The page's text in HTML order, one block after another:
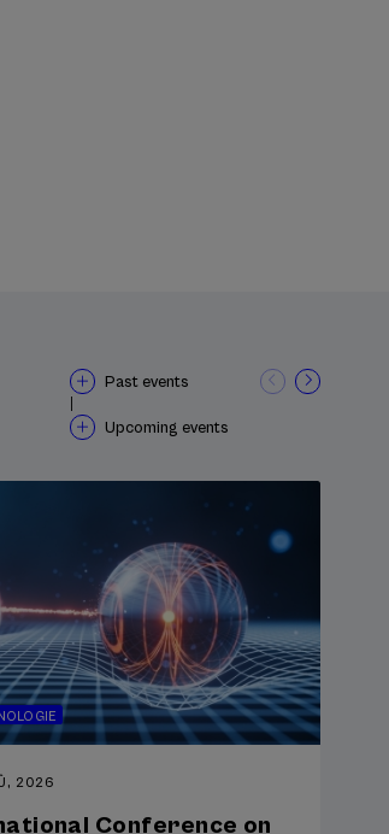
Past events
Upcoming events
2026
Conference on